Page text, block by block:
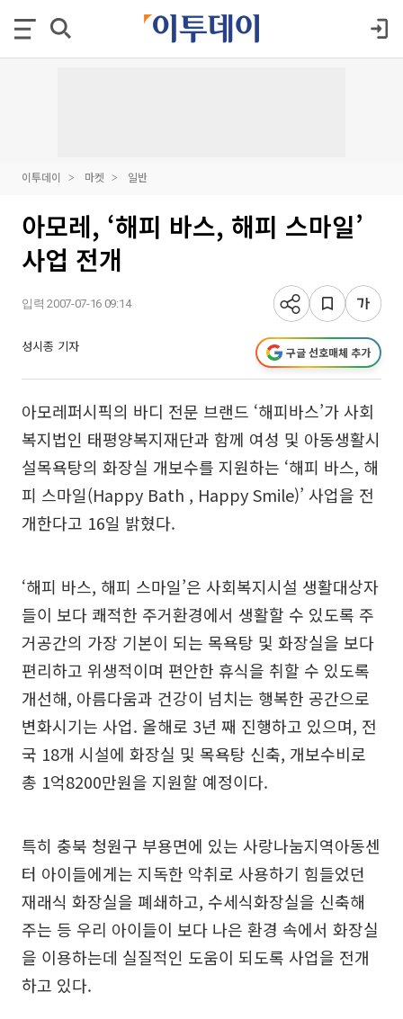
이투데이 마켓 일반
아모레, ‘해피 바스, 해피 스마일’
사업 전개
입력 2007-07-16 09:14
성시종 기자 구글 선호매체 추가
아모레퍼시픽의 바디 전문 브랜드 ‘해피바스’가 사회
복지법인 태평양복지재단과 함께 여성 및 아동생활시
설목욕탕의 화장실 개보수를 지원하는 ‘해피 바스, 해
피 스마일(Happy Bath , Happy Smile)’ 사업을 전
개한다고 16일 밝혔다.
‘해피 바스, 해피 스마일’은 사회복지시설 생활대상자
들이 보다 쾌적한 주거환경에서 생활할 수 있도록 주
거공간의 가장 기본이 되는 목욕탕 및 화장실을 보다
편리하고 위생적이며 편안한 휴식을 취할 수 있도록
개선해, 아름다움과 건강이 넘치는 행복한 공간으로
변화시기는 사업. 올해로 3년 째 진행하고 있으며, 전
국 18개 시설에 화장실 및 목욕탕 신축, 개보수비로
총 1억8200만원을 지원할 예정이다.
특히 충북 청원구 부용면에 있는 사랑나눔지역아동센
터 아이들에게는 지독한 악취로 사용하기 힘들었던
재래식 화장실을 폐쇄하고, 수세식화장실을 신축해
주는 등 우리 아이들이 보다 나은 환경 속에서 화장실
을 이용하는데 실질적인 도움이 되도록 사업을 전개
하고 있다.